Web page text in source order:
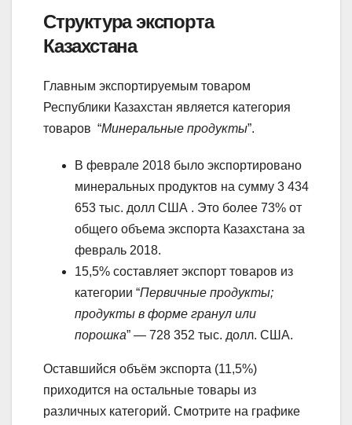
Структура экспорта
Казахстана
Главным экспортируемым товаром
Республики Казахстан является категория
товаров “Минеральные продукты”.
В феврале 2018 было экспортировано
минеральных продуктов на сумму 3 434
653 тыс. долл США . Это более 73% от
общего объема экспорта Казахстана за
февраль 2018.
15,5% составляет экспорт товаров из
категории “Первичные продукты;
продукты в форме гранул или
порошка” — 728 352 тыс. долл. США.
Оставшийся объём экспорта (11,5%)
приходится на остальные товары из
различных категорий. Смотрите на графике